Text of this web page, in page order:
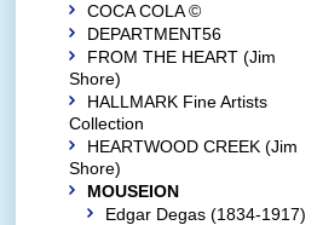
COCA COLA ©
DEPARTMENT56
FROM THE HEART (Jim
Shore)
HALLMARK Fine Artists
Collection
HEARTWOOD CREEK (Jim
Shore)
MOUSEION
Edgar Degas (1834-1917)